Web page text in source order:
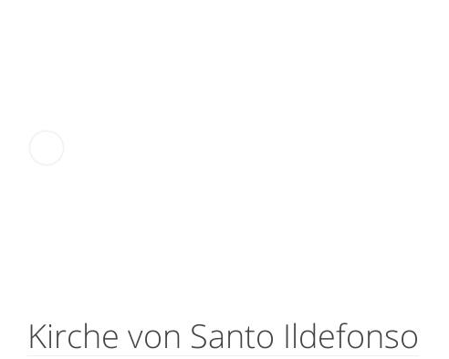
Kirche von Santo Ildefonso